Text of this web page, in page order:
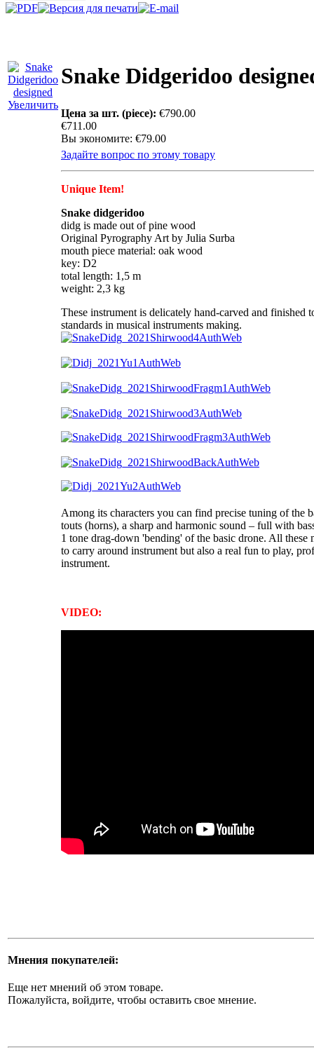
Увеличить
Snake Didgeridoo
Цена за шт. (piece): €790.00
€711.00
Вы экономите: €79.00
Задайте вопрос по этому товару
Unique Item!
Snake didgeridoo
didg is made out of pine wood
Original Pyrography Art by Julia Surba
mouth piece material: oak wood
key: D2
total length: 1,5 m
weight: 2,3 kg
These instrument is delicately hand-carved and finished
standards in musical instruments making.
Among its characters you can find precise tuning of the
touts (horns), a sharp and harmonic sound – full with
1 tone drag-down 'bending' of the basic drone. All these
to carry around instrument but also a real fun to play,
instrument.
VIDEO:
Мнения покупателей:
Еще нет мнений об этом товаре.
Пожалуйста, войдите, чтобы оставить свое мнение.